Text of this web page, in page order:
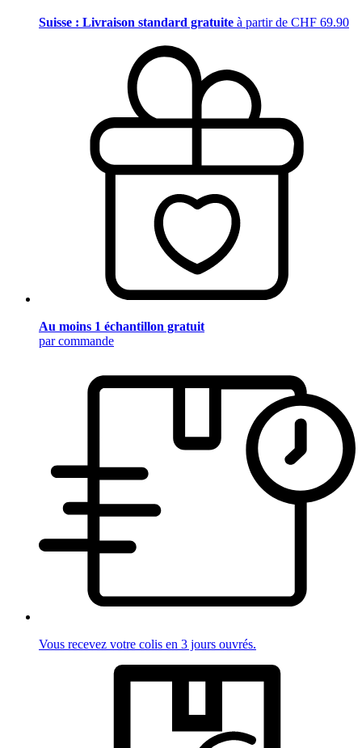
Suisse : Livraison standard gratuite à partir de CHF 69.90
Au moins 1 échantillon gratuit
par commande
Vous recevez votre colis en 3 jours ouvrés.